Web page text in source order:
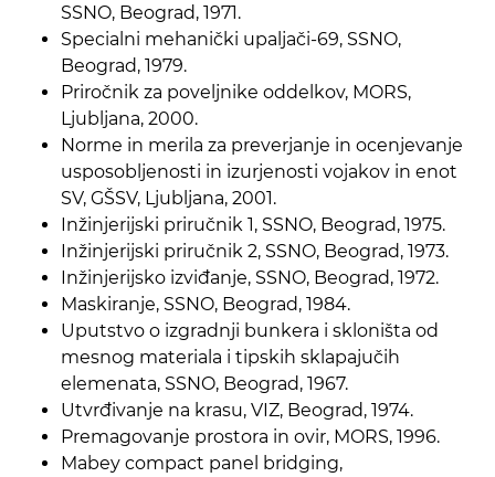
SSNO, Beograd, 1971.
Specialni mehanički upaljači-69, SSNO,
Beograd, 1979.
Priročnik za poveljnike oddelkov, MORS,
Ljubljana, 2000.
Norme in merila za preverjanje in ocenjevanje
usposobljenosti in izurjenosti vojakov in enot
SV, GŠSV, Ljubljana, 2001.
Inžinjerijski priručnik 1, SSNO, Beograd, 1975.
Inžinjerijski priručnik 2, SSNO, Beograd, 1973.
Inžinjerijsko izviđanje, SSNO, Beograd, 1972.
Maskiranje, SSNO, Beograd, 1984.
Uputstvo o izgradnji bunkera i skloništa od
mesnog materiala i tipskih sklapajučih
elemenata, SSNO, Beograd, 1967.
Utvrđivanje na krasu, VIZ, Beograd, 1974.
Premagovanje prostora in ovir, MORS, 1996.
Mabey compact panel bridging,